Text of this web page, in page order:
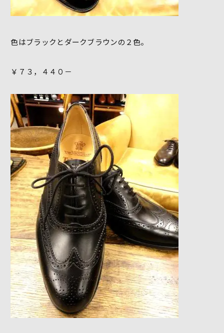
色はブラックとダークブラウンの２色。
￥７３，４４０－